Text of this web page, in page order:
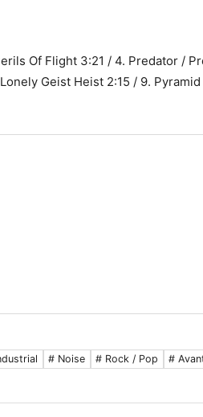
Of Flight 3:21 / 4. Predator /
Geist Heist 2:15 / 9.
# Noise # Rock / Pop #